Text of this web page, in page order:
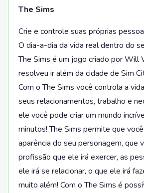
The Sims
Crie e controle suas próprias
O dia-a-dia da vida real dentro do
The Sims é um jogo criado por Will
resolveu ir além da cidade de Sim
Com o The Sims você controla a
seus relacionamentos, trabalho e
ele você pode criar um mundo
minutos! The Sims permite que
aparência do seu personagem, que
profissão que ele irá exercer, as
ele irá se relacionar, o que ele irá
muito além! Com o The Sims é